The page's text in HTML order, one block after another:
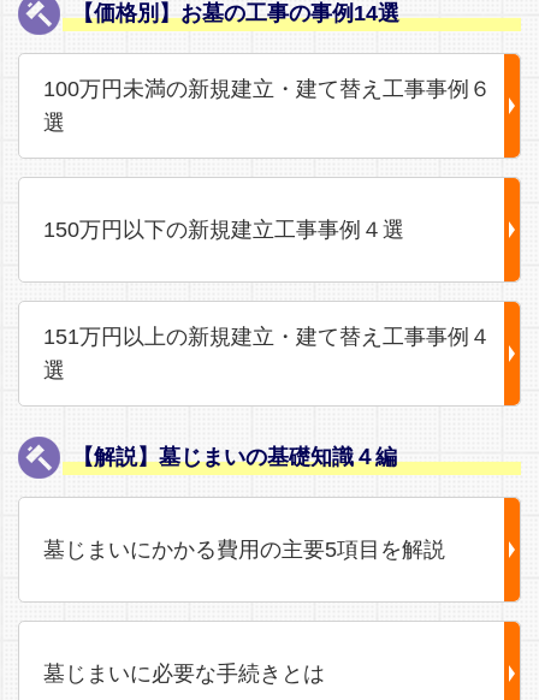
【価格別】お墓の工事の事例14選
100万円未満の新規建立・建て替え工事事例６
選
150万円以下の新規建立工事事例４選
151万円以上の新規建立・建て替え工事事例４
選
【解説】墓じまいの基礎知識４編
墓じまいにかかる費用の主要5項目を解説
墓じまいに必要な手続きとは